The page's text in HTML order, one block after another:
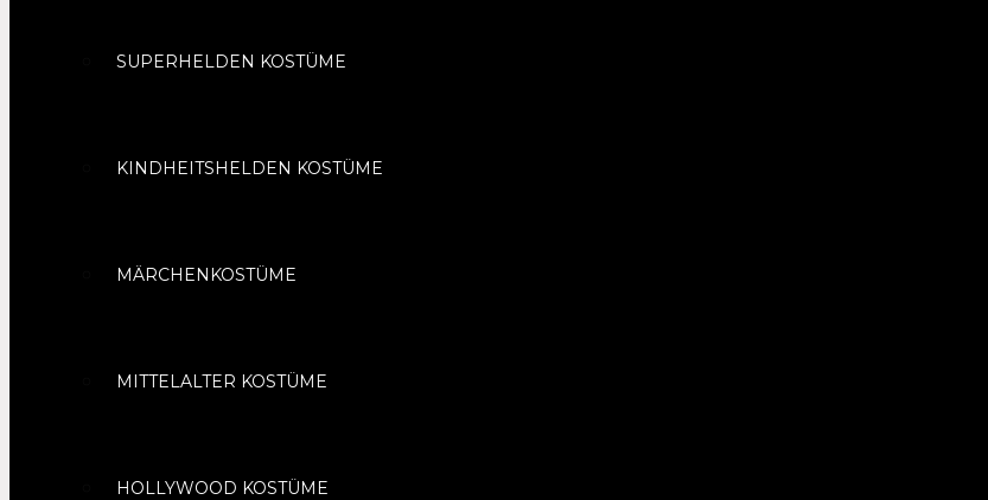
SUPERHELDEN KOSTÜME
KINDHEITSHELDEN KOSTÜME
MÄRCHENKOSTÜME
MITTELALTER KOSTÜME
HOLLYWOOD KOSTÜME